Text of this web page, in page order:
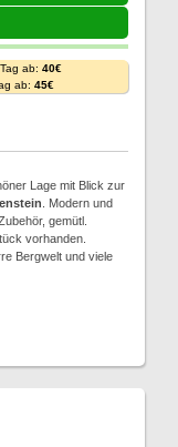
ab: 40€
ab: 45€
Lage mit Blick zur
. Modern und
gemütl.
vorhanden.
Bergwelt und viele